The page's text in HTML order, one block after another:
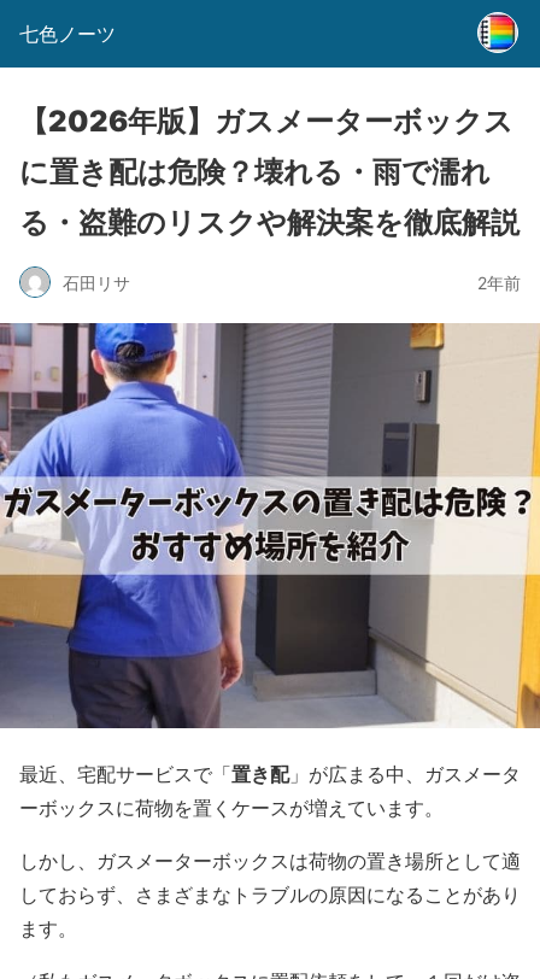
七色ノーツ
【2026年版】ガスメーターボックス
に置き配は危険？壊れる・雨で濡れ
る・盗難のリスクや解決案を徹底解説
石田リサ 2年前
最近、宅配サービスで「置き配」が広まる中、ガスメータ
ーボックスに荷物を置くケースが増えています。
しかし、ガスメーターボックスは荷物の置き場所として適
しておらず、さまざまなトラブルの原因になることがあり
ます。